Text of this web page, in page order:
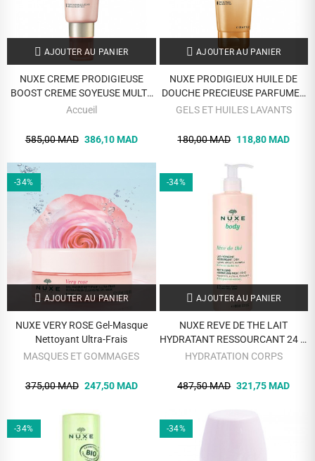
AJOUTER AU PANIER
NUXE CREME PRODIGIEUSE
BOOST CREME SOYEUSE MULTI-
CORRECTION 40 ML
Accueil
585,00 MAD 386,10 MAD
AJOUTER AU PANIER
NUXE PRODIGIEUX HUILE DE
DOUCHE PRECIEUSE PARFUMEE
200 ML
GELS ET HUILES LAVANTS
180,00 MAD 118,80 MAD
-34%
AJOUTER AU PANIER
NUXE VERY ROSE Gel-Masque
Nettoyant Ultra-Frais
MASQUES ET GOMMAGES
375,00 MAD 247,50 MAD
-34%
AJOUTER AU PANIER
NUXE REVE DE THE LAIT
HYDRATANT RESSOURCANT 24 H
400 ML
HYDRATATION CORPS
487,50 MAD 321,75 MAD
-34% -34%